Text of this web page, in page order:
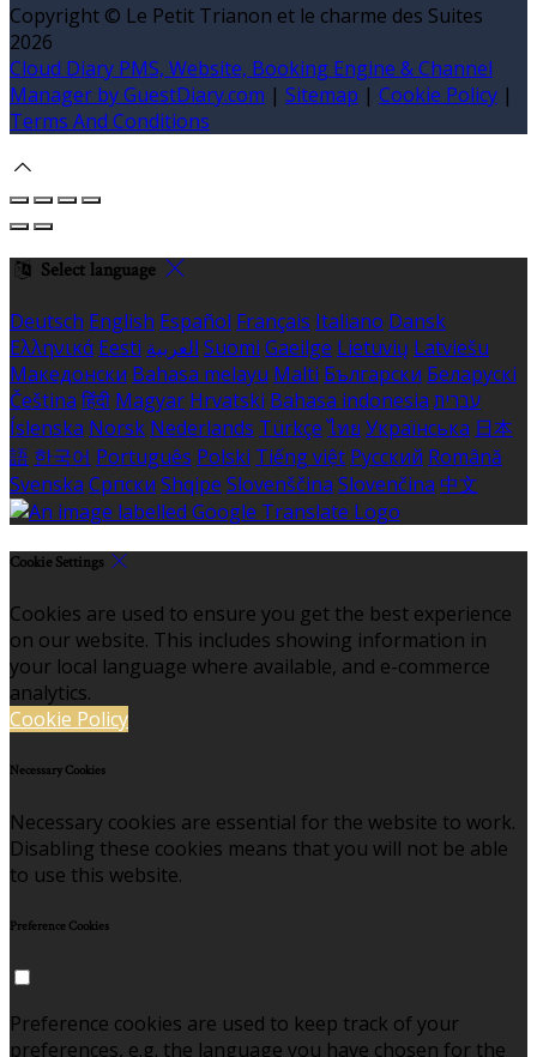
Copyright © Le Petit Trianon et le charme des Suites
2026
Cloud Diary PMS, Website, Booking Engine & Channel
Manager by GuestDiary.com | Sitemap | Cookie Policy |
Terms And Conditions
Select language
Deutsch English Español Français Italiano Dansk
Ελληνικά Eesti العربية Suomi Gaeilge Lietuvių Latviešu
Македонски Bahasa melayu Malti Български Беларускі
Čeština हिंदी Magyar Hrvatski Bahasa indonesia עברית
Íslenska Norsk Nederlands Türkçe ไทย Українська 日本
語 한국어 Português Polski Tiếng việt Русский Română
Svenska Српски Shqipe Slovenščina Slovenčina 中文
Cookie Settings
Cookies are used to ensure you get the best experience
on our website. This includes showing information in
your local language where available, and e-commerce
analytics.
Cookie Policy
Necessary Cookies
Necessary cookies are essential for the website to work.
Disabling these cookies means that you will not be able
to use this website.
Preference Cookies
Preference cookies are used to keep track of your
preferences, e.g. the language you have chosen for the